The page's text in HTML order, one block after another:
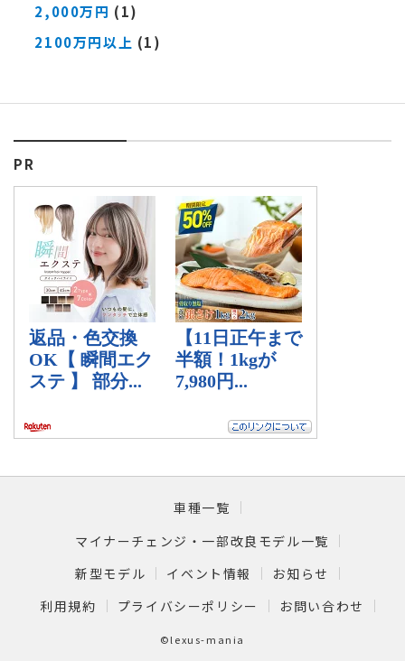
2,000万円 (1)
2100万円以上 (1)
PR
車種一覧
マイナーチェンジ・一部改良モデル一覧
新型モデル
イベント情報
お知らせ
利用規約
プライバシーポリシー お問い合わせ
©lexus-mania